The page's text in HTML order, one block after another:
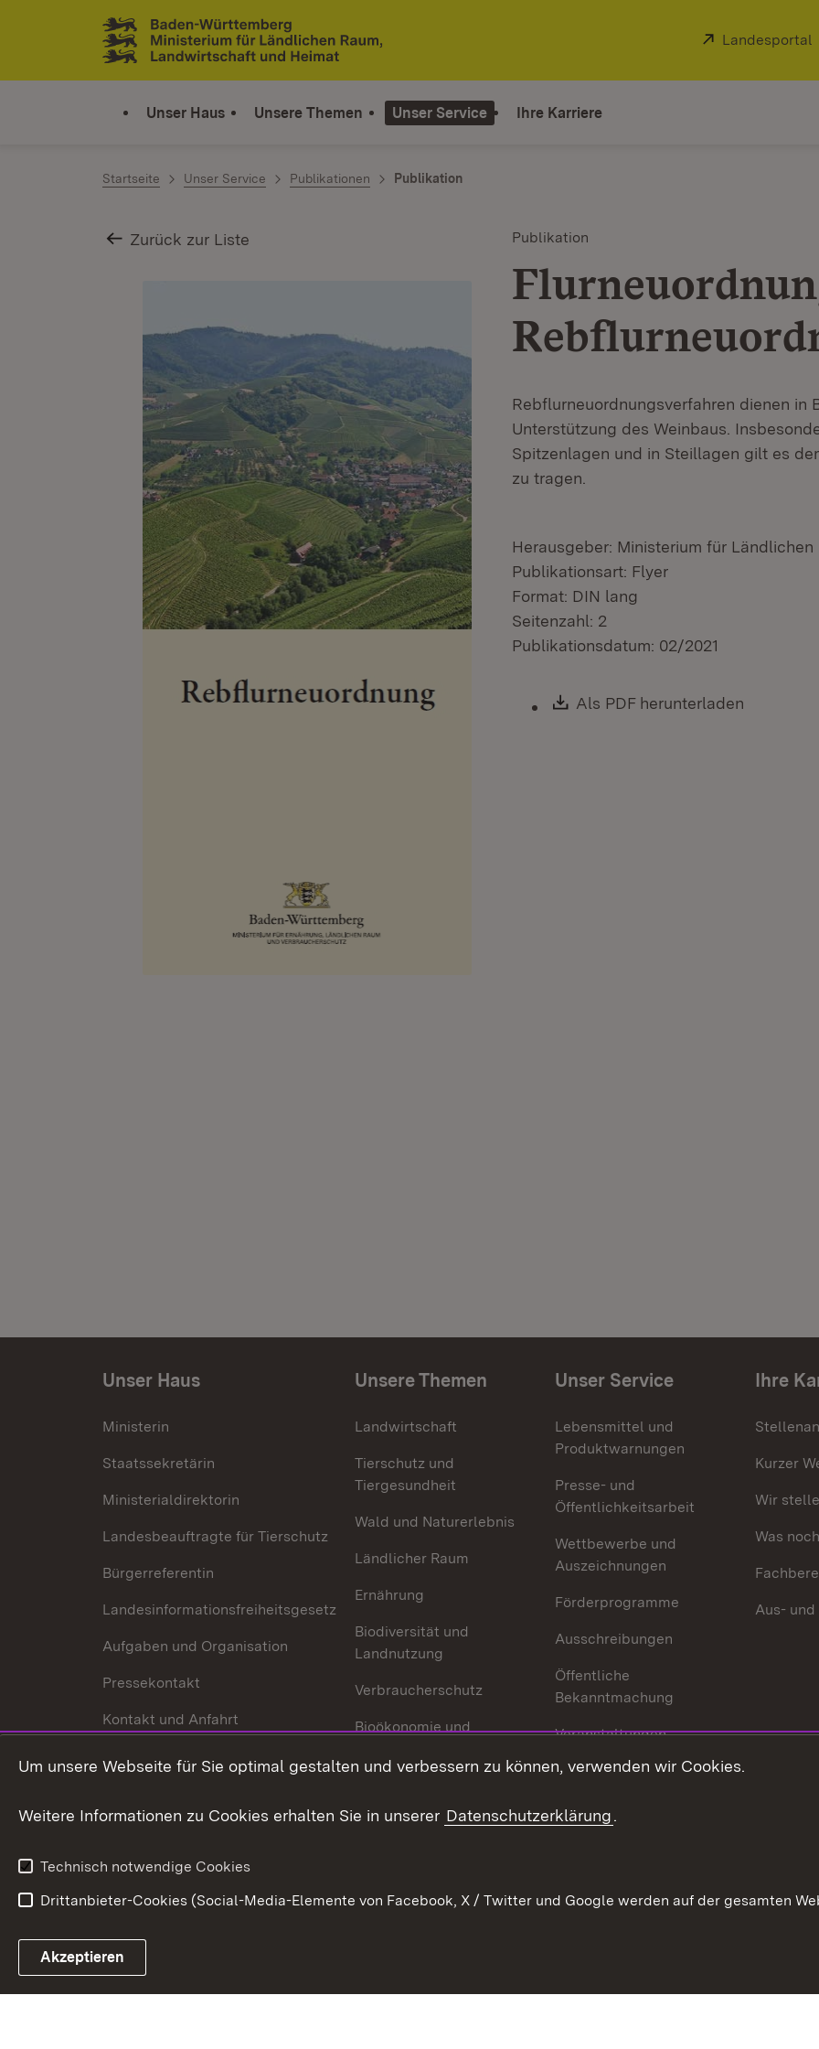
Zum Inhalt springen
Link zur Startseite
Extern:
Landesportal
Unser Haus Unsere Themen Unser Service Ihre Karriere
Startseite Unser Service Publikationen Publikation
Zurück zur Liste Publikation
Rebflurneuordnungsverfahren dienen in
Unterstützung des Weinbaus.
Spitzenlagen und in Steillagen gilt es
zu tragen.
Herausgeber: Ministerium für
Publikationsart: Flyer
Format: DIN lang
Seitenzahl: 2
Publikationsdatum: 02/2021
Download:
Als PDF herunterladen
Unser Haus
Ministerin
Staatssekretärin
Ministerialdirektorin
Landesbeauftragte für Tierschutz
Bürgerreferentin
Landesinformationsfreiheitsgesetz
Aufgaben und Organisation
Pressekontakt
Kontakt und Anfahrt
Unsere Themen
Landwirtschaft
Tierschutz und
Tiergesundheit
Wald und Naturerlebnis
Ländlicher Raum
Ernährung
Biodiversität und
Landnutzung
Verbraucherschutz
Bioökonomie und
Unser Service
Lebensmittel und
Produktwarnungen
Presse- und
Öffentlichkeitsarbeit
Wettbewerbe und
Auszeichnungen
Förderprogramme
Ausschreibungen
Öffentliche
Bekanntmachung
Veranstaltungen
Mediathek
Publikationen
Ihre
Kurzer
Wir
Was
Aus-
Link zum Landesportal
Um unsere Webseite für Sie optimal gestalten und verbessern zu können, verwenden wir Cookies.
Weitere Informationen zu Cookies erhalten Sie in unserer Datenschutzerklärung.
Technisch notwendige Cookies
Drittanbieter-Cookies (Social-Media-Elemente von Facebook, X / Twitter und Google werden auf der gesamten
Akzeptieren